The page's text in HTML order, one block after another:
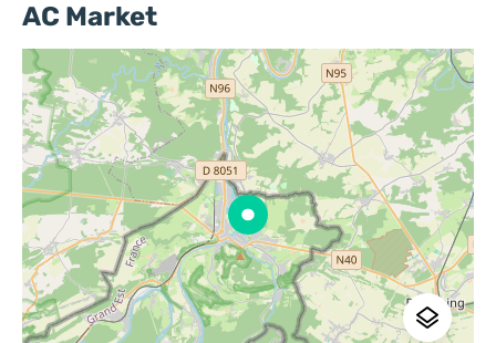
AC Market